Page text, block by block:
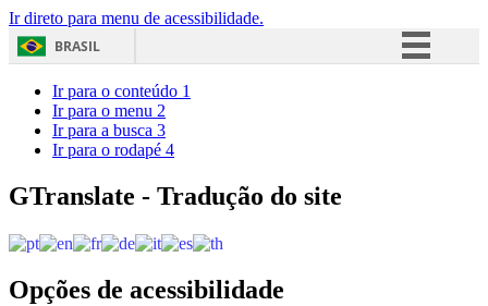
Ir direto para menu de acessibilidade.
BRASIL
Acesso à informação
Ir para o conteúdo 1
Ir para o menu 2
Ir para a busca 3
Ir para o rodapé 4
GTranslate - Tradução do site
Opções de acessibilidade